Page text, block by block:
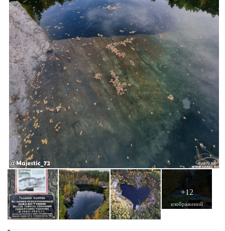
+12
изображений